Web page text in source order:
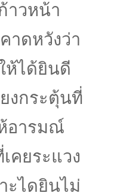
าวหน้า
าดหวังว่า
ห้ได้ยินดี
งกระตุ้นที่
อารมณ์
คยระแวง
ะไดยินไม่